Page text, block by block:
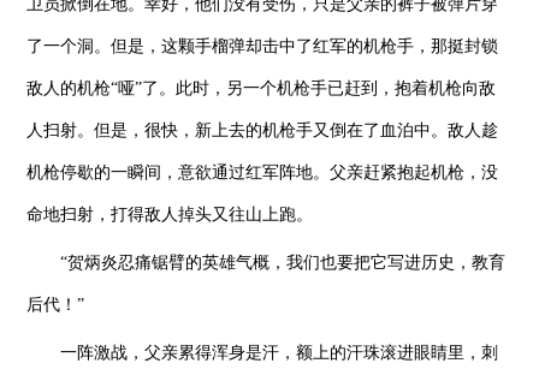
卫员掀倒在地。幸好，他们没有受伤，只是父亲的裤子被弹片穿
了一个洞。但是，这颗手榴弹却击中了红军的机枪手，那挺封锁
敌人的机枪“哑”了。此时，另一个机枪手已赶到，抱着机枪向敌
人扫射。但是，很快，新上去的机枪手又倒在了血泊中。敌人趁
机枪停歇的一瞬间，意欲通过红军阵地。父亲赶紧抱起机枪，没
命地扫射，打得敌人掉头又往山上跑。
“贺炳炎忍痛锯臂的英雄气概，我们也要把它写进历史，教育
后代！”
一阵激战，父亲累得浑身是汗，额上的汗珠滚进眼睛里，刺